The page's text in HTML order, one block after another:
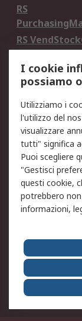
RS
RS
Legale
Informativa
Email
Condizioni
Etica e
Chi Siamo
Chi Siamo
Supporto
Carriere
Press Centre
I cookie
possiamo
Utilizziamo i
l'utilizzo del
visualizzare
tutti" significa
Puoi scegliere
"Gestisci
questi cookie,
potrebbero
informazioni,